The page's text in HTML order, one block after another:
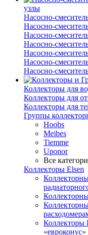
узлы
Насосно-
Насосно-
Насосно-
Насосно-
Насосно-
Насосно-
Насосно-
Коллекторы для
Коллекторы для
Коллекторы для
Группы
Hoobs
Meibes
Tiemme
Uponor
Все
Коллекторы Elsen
Коллекторы
«евроконус»